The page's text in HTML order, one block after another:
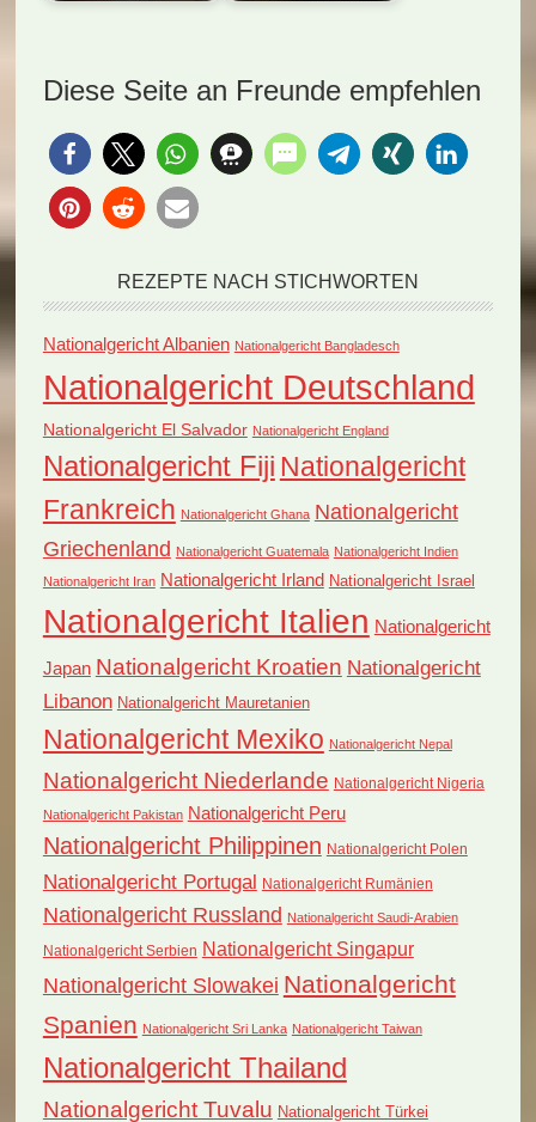
Nationalgericht Green
Curry und…
Curry (Rezept).…
Diese Seite an Freunde empfehlen
REZEPTE NACH STICHWORTEN
Nationalgericht Albanien Nationalgericht Bangladesch
Nationalgericht Deutschland
Nationalgericht El Salvador Nationalgericht England
Nationalgericht Fiji Nationalgericht
Frankreich Nationalgericht Ghana Nationalgericht
Griechenland Nationalgericht Guatemala Nationalgericht Indien
Nationalgericht Iran Nationalgericht Irland Nationalgericht Israel
Nationalgericht Italien Nationalgericht
Japan Nationalgericht Kroatien Nationalgericht
Libanon Nationalgericht Mauretanien
Nationalgericht Mexiko Nationalgericht Nepal
Nationalgericht Niederlande Nationalgericht Nigeria
Nationalgericht Pakistan Nationalgericht Peru
Nationalgericht Philippinen Nationalgericht Polen
Nationalgericht Portugal Nationalgericht Rumänien
Nationalgericht Russland Nationalgericht Saudi-Arabien
Nationalgericht Serbien Nationalgericht Singapur
Nationalgericht Slowakei Nationalgericht
Spanien Nationalgericht Sri Lanka Nationalgericht Taiwan
Nationalgericht Thailand
Nationalgericht Tuvalu Nationalgericht Türkei